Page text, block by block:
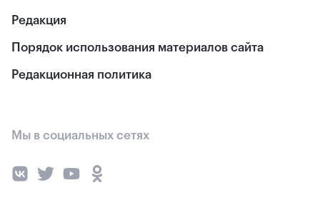
Редакция
Порядок использования материалов сайта
Редакционная политика
Мы в социальных сетях